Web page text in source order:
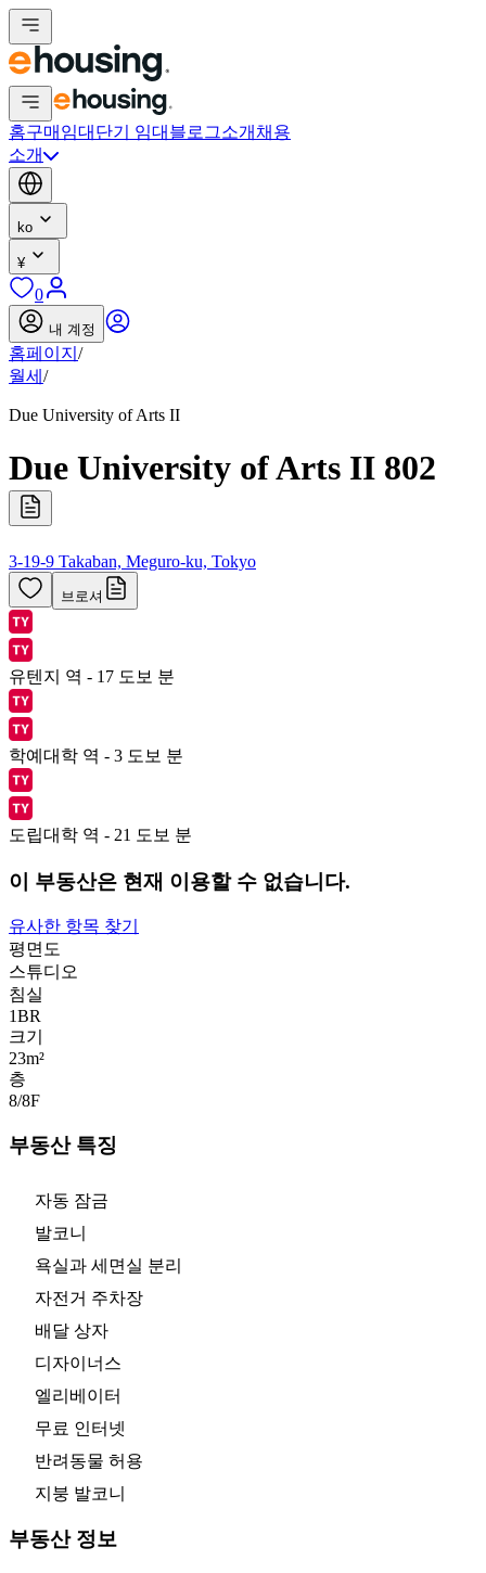
홈구매 임대 단기 임대 블로그소개 채용
소개
ko
¥
0
내 계정
홈페이지 /
월세 /
Due University of Arts II
Due University of Arts II 802
3-19-9 Takaban, Meguro-ku, Tokyo
브로셔
유텐지 역 - 17 도보 분
학예대학 역 - 3 도보 분
도립대학 역 - 21 도보 분
이 부동산은 현재 이용할 수 없습니다.
유사한 항목 찾기
평면도
스튜디오
침실
1BR
크기
23m²
층
8/8F
부동산 특징
자동 잠금
발코니
욕실과 세면실 분리
자전거 주차장
배달 상자
디자이너스
엘리베이터
무료 인터넷
반려동물 허용
지붕 발코니
부동산 정보